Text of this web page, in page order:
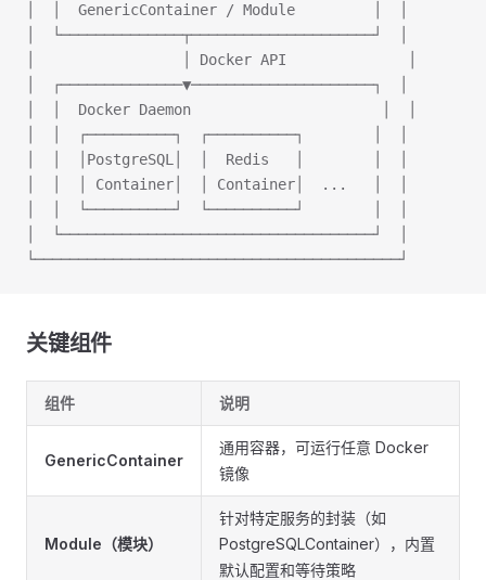
│  │  GenericContainer / Module         │  │
│  └──────────────┬─────────────────────┘  │
│                 │ Docker API              │
│  ┌──────────────▼─────────────────────┐  │
│  │  Docker Daemon                      │  │
│  │  ┌──────────┐  ┌──────────┐        │  │
│  │  │PostgreSQL│  │  Redis   │        │  │
│  │  │ Container│  │ Container│  ...   │  │
│  │  └──────────┘  └──────────┘        │  │
│  └────────────────────────────────────┘  │
└──────────────────────────────────────────┘
关键组件
组件 说明
GenericContainer
通用容器，可运行任意 Docker
镜像
Module（模块）
针对特定服务的封装（如
PostgreSQLContainer），内置
默认配置和等待策略